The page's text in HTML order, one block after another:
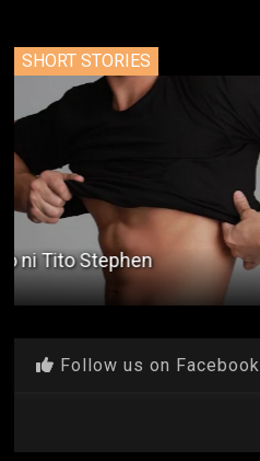
SHORT STORIES
My First Job
Follow us on Facebook